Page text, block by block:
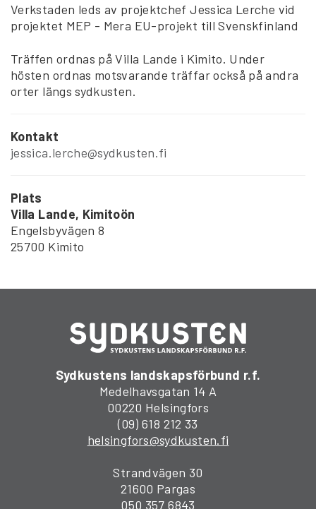
Verkstaden leds av projektchef Jessica Lerche vid
projektet MEP - Mera EU-projekt till Svenskfinland
Träffen ordnas på Villa Lande i Kimito. Under
hösten ordnas motsvarande träffar också på andra
orter längs sydkusten.
Kontakt
jessica.lerche@sydkusten.fi
Plats
Villa Lande, Kimitoön
Engelsbyvägen 8
25700 Kimito
Sydkustens landskapsförbund r.f.
Medelhavsgatan 14 A
00220 Helsingfors
(09) 618 212 33
helsingfors@sydkusten.fi
Strandvägen 30
21600 Pargas
050 357 6843